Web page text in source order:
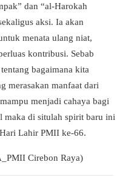
dan “al-Harokah
aksi. Ia akan
menata ulang niat,
kontribusi. Sebab
bagaimana kita
merasakan manfaat dari
menjadi cahaya bagi
maka di situlah spirit baru ini
Lahir PMII ke-66.
Cirebon Raya)